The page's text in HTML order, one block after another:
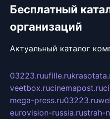
Бесплатный
организаций
Актуальный каталог
03223.ruufille.ru
veetbox.rucinemapost.ru
mega-press.ru03223.ru
eurovision-russia.rustrah-